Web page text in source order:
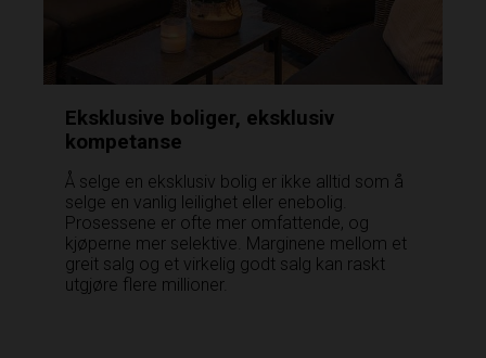
Eksklusive boliger, eksklusiv
kompetanse
Å selge en eksklusiv bolig er ikke alltid som å
selge en vanlig leilighet eller enebolig.
Prosessene er ofte mer omfattende, og
kjøperne mer selektive. Marginene mellom et
greit salg og et virkelig godt salg kan raskt
utgjøre flere millioner.